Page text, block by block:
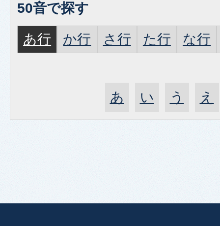
50音で探す
あ行 か行 さ行 た行 な行
あ い う え